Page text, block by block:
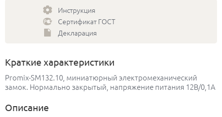
Инструкция
Сертификат ГОСТ
Декларация
Краткие характеристики
Promix-SM132.10, миниатюрный электромеханический
замок. Нормально закрытый, напряжение питания 12В/0,1А
Описание